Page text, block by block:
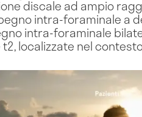
discale ad ampio
intra-foraminale a
intra-foraminale
localizzate nel